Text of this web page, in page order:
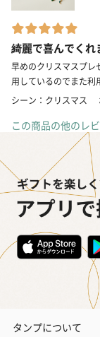
綺麗で喜んでくれ
早めのクリスマスプレ
用しているのでまた利
シーン：クリスマス
この商品の他のレ
タンプについて